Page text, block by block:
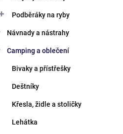
Podběráky na ryby
Návnady a nástrahy
Camping a oblečení
Bivaky a přístřešky
Deštníky
Křesla, židle a stoličky
Lehátka